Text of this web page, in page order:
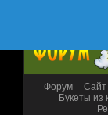
Форум Сайт
Букеты из